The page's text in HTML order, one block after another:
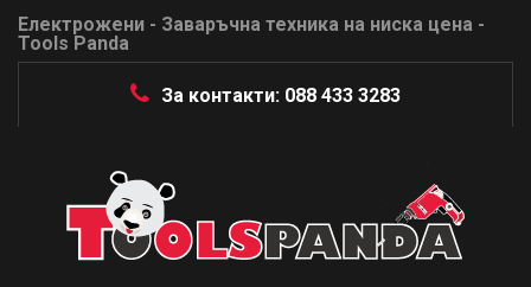
Електрожени - Заваръчна техника на ниска цена -
Tools Panda
За контакти: 088 433 3283